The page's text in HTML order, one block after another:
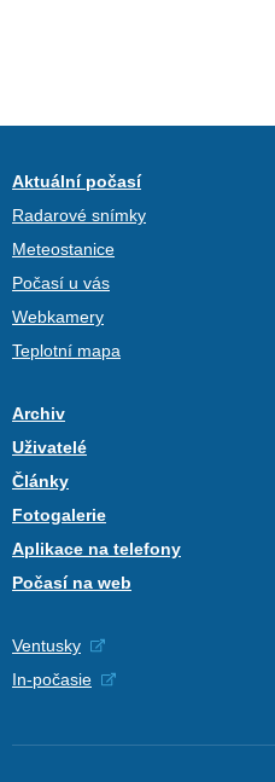
Aktuální počasí
Radarové snímky
Meteostanice
Počasí u vás
Webkamery
Teplotní mapa
Archiv
Uživatelé
Články
Fotogalerie
Aplikace na telefony
Počasí na web
Ventusky
In-počasie